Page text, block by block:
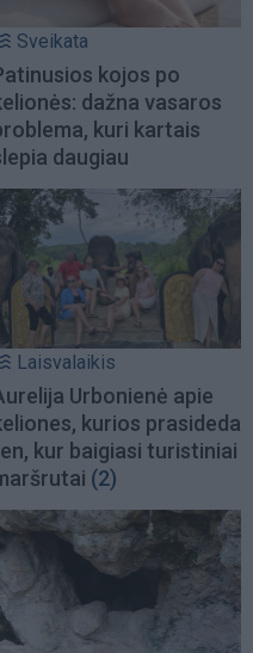
Sveikata
kojos po
dažna vasaros
kuri kartais
daugiau
Laisvalaikis
Urbonienė apie
kurios prasideda
kur baigiasi turistiniai
(2)